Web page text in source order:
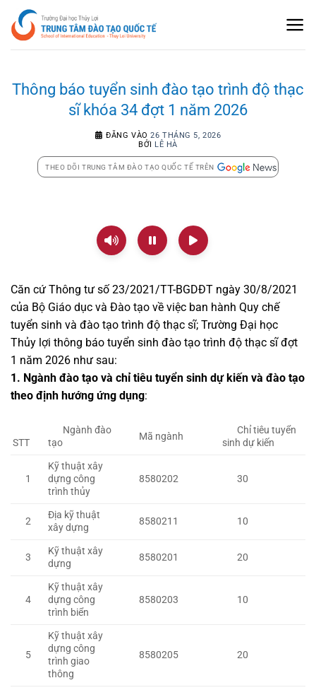
qua
Thông báo tuyển sinh đào tạo trình độ thạc
sĩ khóa 34 đợt 1 năm 2026
ĐĂNG VÀO26 THÁNG 5, 2026
BỞI LÊ HÀ
THEO DÕI TRUNG TÂM ĐÀO TẠO QUỐC TẾ TRÊN
Căn cứ Thông tư số 23/2021/TT-BGDĐT ngày 30/8/2021
của Bộ Giáo dục và Đào tạo về việc ban hành Quy chế
tuyển sinh và đào tạo trình độ thạc sĩ; Trường Đại học
Thủy lợi thông báo tuyển sinh đào tạo trình độ thạc sĩ đợt
1 năm 2026 như sau:
1. Ngành đào tạo và chỉ tiêu tuyển sinh dự kiến và đào tạo
theo định hướng ứng dụng:
STT
Ngành đào
tạo
Mã ngành
Chỉ tiêu tuyển
sinh dự kiến
1
Kỹ thuật xây
dựng công
trình thủy
8580202 30
2
Địa kỹ thuật
xây dựng
8580211 10
3
Kỹ thuật xây
dựng
8580201 20
4
Kỹ thuật xây
dựng công
trình biển
8580203 10
5
Kỹ thuật xây
dựng công
trình giao
thông
8580205 20